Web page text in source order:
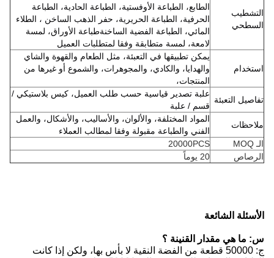
التشطيب
السطحي
الطابع، الطباعة الأوفستية، الطباعة الحادية، الطباعة
الحرفية، الطباعة الحريرية، حفر الذهب الساخن ، الطلاء
المائي، الطباعة الفضية الساخنةطباعة الأوراق، لمسة
لامعة، لمسة متطابقة وفقا لمتطلبات العميل
استخدام
يمكن تطبيقها في التعبئة، مثل الطعام والقهوة والشاي
والهدايا، والكادي، والمجوهرات، والشموع أو غيرها من
المنتجات،
تفاصيل التعبئة
علبة تصدير قياسية حسب طلب العميل، كيس بلاستيكي /
قسم / علبة
ملاحظات
المواد المختلفة، والألوان، والأساليب، والأشكال، والعمل
الفني والطباعة مقبولة وفقا لمطالب العملاء
الـ MOQ
20000PCS
الرصاص
20 يوماً
الأسئلة الشائعة
س: ما هي مقدار القنينة ؟
ج: 50000 قطعة من الفضة النقية لا بأس بها، ولكن إذا كانت